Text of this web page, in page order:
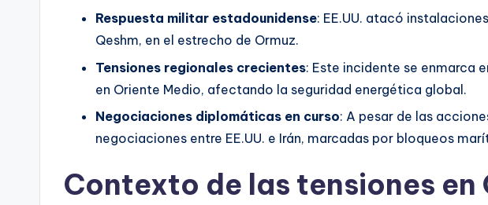
Respuesta militar estadounidense: EE.UU. atacó
Qeshm, en el estrecho de Ormuz.
Tensiones regionales crecientes: Este incidente se enmarca
en Oriente Medio, afectando la seguridad energética global.
Negociaciones diplomáticas en curso: A pesar de las
negociaciones entre EE.UU. e Irán, marcadas por bloqueos
Contexto de las tensiones en